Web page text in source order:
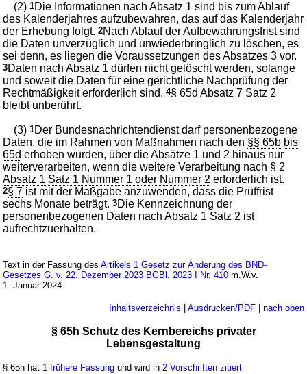
(2)1Die Informationen nach Absatz 1 sind bis zum Ablauf
des Kalenderjahres aufzubewahren, das auf das Kalenderjahr
der Erhebung folgt.2Nach Ablauf der Aufbewahrungsfrist sind
die Daten unverzüglich und unwiederbringlich zu löschen, es
sei denn, es liegen die Voraussetzungen des Absatzes 3 vor.
3Daten nach Absatz 1 dürfen nicht gelöscht werden, solange
und soweit die Daten für eine gerichtliche Nachprüfung der
Rechtmäßigkeit erforderlich sind.4§ 65d Absatz 7 Satz 2
bleibt unberührt.
(3)1Der Bundesnachrichtendienst darf personenbezogene
Daten, die im Rahmen von Maßnahmen nach den §§ 65b bis
65d erhoben wurden, über die Absätze 1 und 2 hinaus nur
weiterverarbeiten, wenn die weitere Verarbeitung nach § 2
Absatz 1 Satz 1 Nummer 1 oder Nummer 2 erforderlich ist.
2§ 7 ist mit der Maßgabe anzuwenden, dass die Prüffrist
sechs Monate beträgt.3Die Kennzeichnung der
personenbezogenen Daten nach Absatz 1 Satz 2 ist
aufrechtzuerhalten.
Text in der Fassung desArtikels 1 Gesetz zur Änderung des BND-
Gesetzes G. v. 22. Dezember 2023 BGBl. 2023 I Nr. 410 m.W.v.
1. Januar 2024
Inhaltsverzeichnis Ausdrucken/PDF| nach oben
§ 65h Schutz des Kernbereichs privater
Lebensgestaltung
§ 65h hat 1 frühere Fassung und wird in2 Vorschriften zitiert